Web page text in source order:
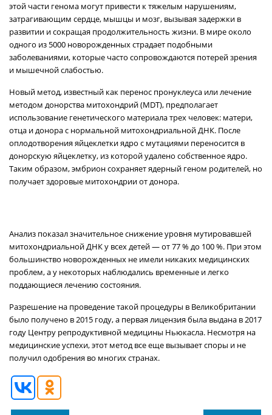
этой части генома могут привести к тяжелым нарушениям,
затрагивающим сердце, мышцы и мозг, вызывая задержки в
развитии и сокращая продолжительность жизни. В мире около
одного из 5000 новорожденных страдает подобными
заболеваниями, которые часто сопровождаются потерей зрения
и мышечной слабостью.
Новый метод, известный как перенос пронуклеуса или лечение
методом донорства митохондрий (MDT), предполагает
использование генетического материала трех человек: матери,
отца и донора с нормальной митохондриальной ДНК. После
оплодотворения яйцеклетки ядро с мутациями переносится в
донорскую яйцеклетку, из которой удалено собственное ядро.
Таким образом, эмбрион сохраняет ядерный геном родителей, но
получает здоровые митохондрии от донора.
Анализ показал значительное снижение уровня мутировавшей
митохондриальной ДНК у всех детей — от 77 % до 100 %. При этом
большинство новорожденных не имели никаких медицинских
проблем, а у некоторых наблюдались временные и легко
поддающиеся лечению состояния.
Разрешение на проведение такой процедуры в Великобритании
было получено в 2015 году, а первая лицензия была выдана в 2017
году Центру репродуктивной медицины Ньюкасла. Несмотря на
медицинские успехи, этот метод все еще вызывает споры и не
получил одобрения во многих странах.